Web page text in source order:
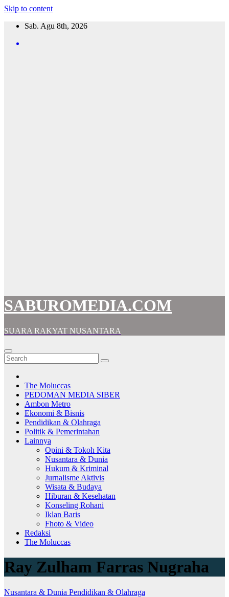
Skip to content
Sab. Agu 8th, 2026
SABUROMEDIA.COM
SUARA RAKYAT NUSANTARA
The Moluccas
PEDOMAN MEDIA SIBER
Ambon Metro
Ekonomi & Bisnis
Pendidikan & Olahraga
Politik & Pemerintahan
Lainnya
Opini & Tokoh Kita
Nusantara & Dunia
Hukum & Kriminal
Jurnalisme Aktivis
Wisata & Budaya
Hiburan & Kesehatan
Konseling Rohani
Iklan Baris
Fhoto & Video
Redaksi
The Moluccas
Ray Zulham Farras Nugraha
Nusantara & Dunia Pendidikan & Olahraga